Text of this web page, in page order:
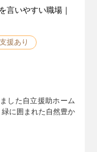
言いやすい職場｜
援あり
した自立援助ホーム
に囲まれた自然豊か